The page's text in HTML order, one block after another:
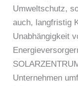
Umweltschutz,
auch, langfristig
Unabhängigkeit
Unternehmen